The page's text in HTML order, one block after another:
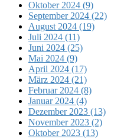
Oktober 2024 (9)
September 2024 (22)
August 2024 (19)
Juli 2024 (11)
Juni 2024 (25)
Mai 2024 (9)
April 2024 (17)
März 2024 (21)
Februar 2024 (8)
Januar 2024 (4)
Dezember 2023 (13)
November 2023 (2)
Oktober 2023 (13)